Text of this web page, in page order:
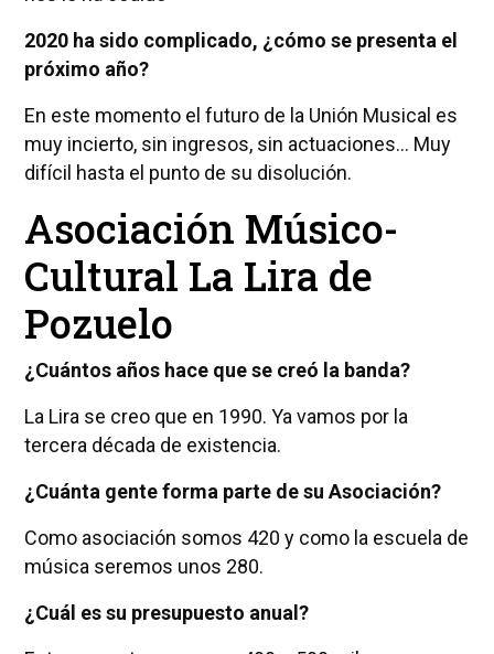
2020 ha sido complicado, ¿cómo se presenta el
próximo año?
En este momento el futuro de la Unión Musical es
muy incierto, sin ingresos, sin actuaciones... Muy
difícil hasta el punto de su disolución.
Asociación Músico-
Cultural La Lira de
Pozuelo
¿Cuántos años hace que se creó la banda?
La Lira se creo que en 1990. Ya vamos por la
tercera década de existencia.
¿Cuánta gente forma parte de su Asociación?
Como asociación somos 420 y como la escuela de
música seremos unos 280.
¿Cuál es su presupuesto anual?